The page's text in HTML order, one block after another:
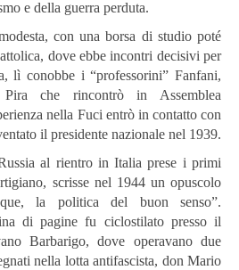
e della guerra perduta.
con una borsa di studio poté
dove ebbe incontri decisivi per
lì conobbe i “professorini” Fanfani,
che rincontrò in Assemblea
nella Fuci entrò in contatto con
il presidente nazionale nel 1939.
al rientro in Italia prese i primi
scrisse nel 1944 un opuscolo
la politica del buon senso”.
di pagine fu ciclostilato presso il
Barbarigo, dove operavano due
nella lotta antifascista, don Mario